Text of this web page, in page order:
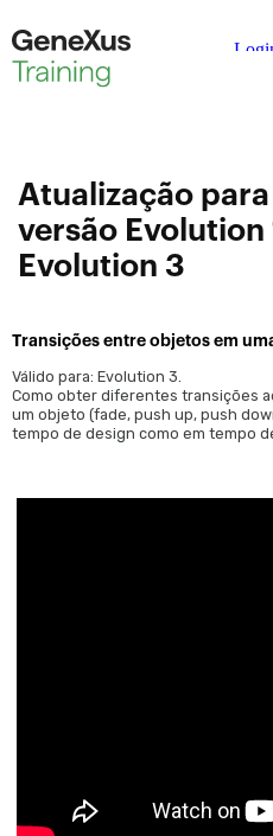
Certificações
Universidades
Ajuda
Atualização
versão Evolution
Evolution 3
Transições entre objetos em
Válido para: Evolution 3.
Como obter diferentes transições
um objeto (fade, push up, push
tempo de design como em tempo